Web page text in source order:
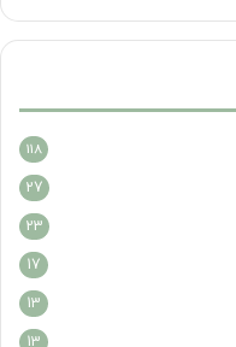
118
27
23
17
13
13